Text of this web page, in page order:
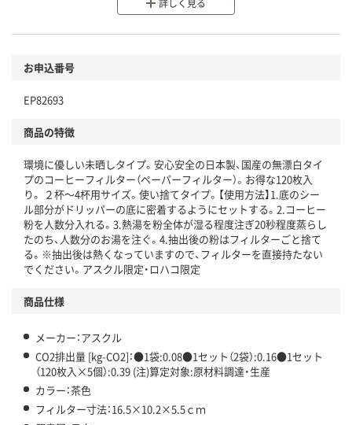
分別・リサイクルしやすい設計
商品
本体
仕組
アスクルで資源循環している
温室効果ガスなどの削減
この商品の環境配慮ポイントです。下記商品詳細「
アスクル商品環境スコア詳細／加点項目
」で確認できます。
詳しく見る
お申込番号
EP82693
商品の特徴
環境に優しい未晒しタイプ。安心安全の日本製、国産の無漂白タイ
プのコーヒーフィルター（ペーパーフィルター）。お得な120枚入
り。 ２杯～4杯用サイズ。使い捨てタイプ。【使用方法】1.底のシー
ル部分がドリッパーの底に密着するようにセットする。2.コーヒー
粉を人数分入れる。3.熱湯を粉全体が湿る程度注ぎ20秒程度蒸らし
たのち、人数分のお湯を注ぐ。4.抽出後の粉はフィルターごと捨て
る。※抽出後は熱くなっていますので、フィルターを直接持たない
でください。アスクル限定・ロハコ限定
商品仕様
メーカー：アスクル
CO2排出量 [kg-CO2]：●1袋:0.08●1セット（2袋）:0.16●1セット
（120枚入×5個）:0.39 (注)算定対象:原材料調達・生産
カラー：茶色
フィルター寸法：16.5×10.2×5.5ｃｍ